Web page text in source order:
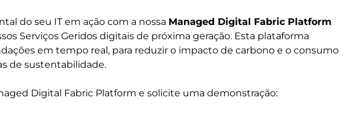
do seu IT em ação com a nossa Managed Digital Fabric Platform
Serviços Geridos digitais de próxima geração. Esta plataforma
em tempo real, para reduzir o impacto de carbono e o consumo
de sustentabilidade.
Digital Fabric Platform e solicite uma demonstração: